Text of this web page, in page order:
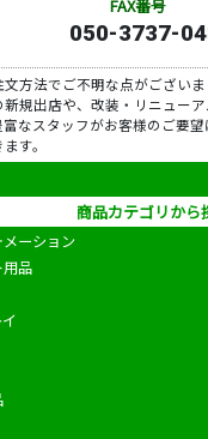
FAX番号
050-3737-
方法でご不明な点がござい
新規出店や、改装・リニュー
なスタッフがお客様のご要
す。
商品カテゴリから
ーション
品